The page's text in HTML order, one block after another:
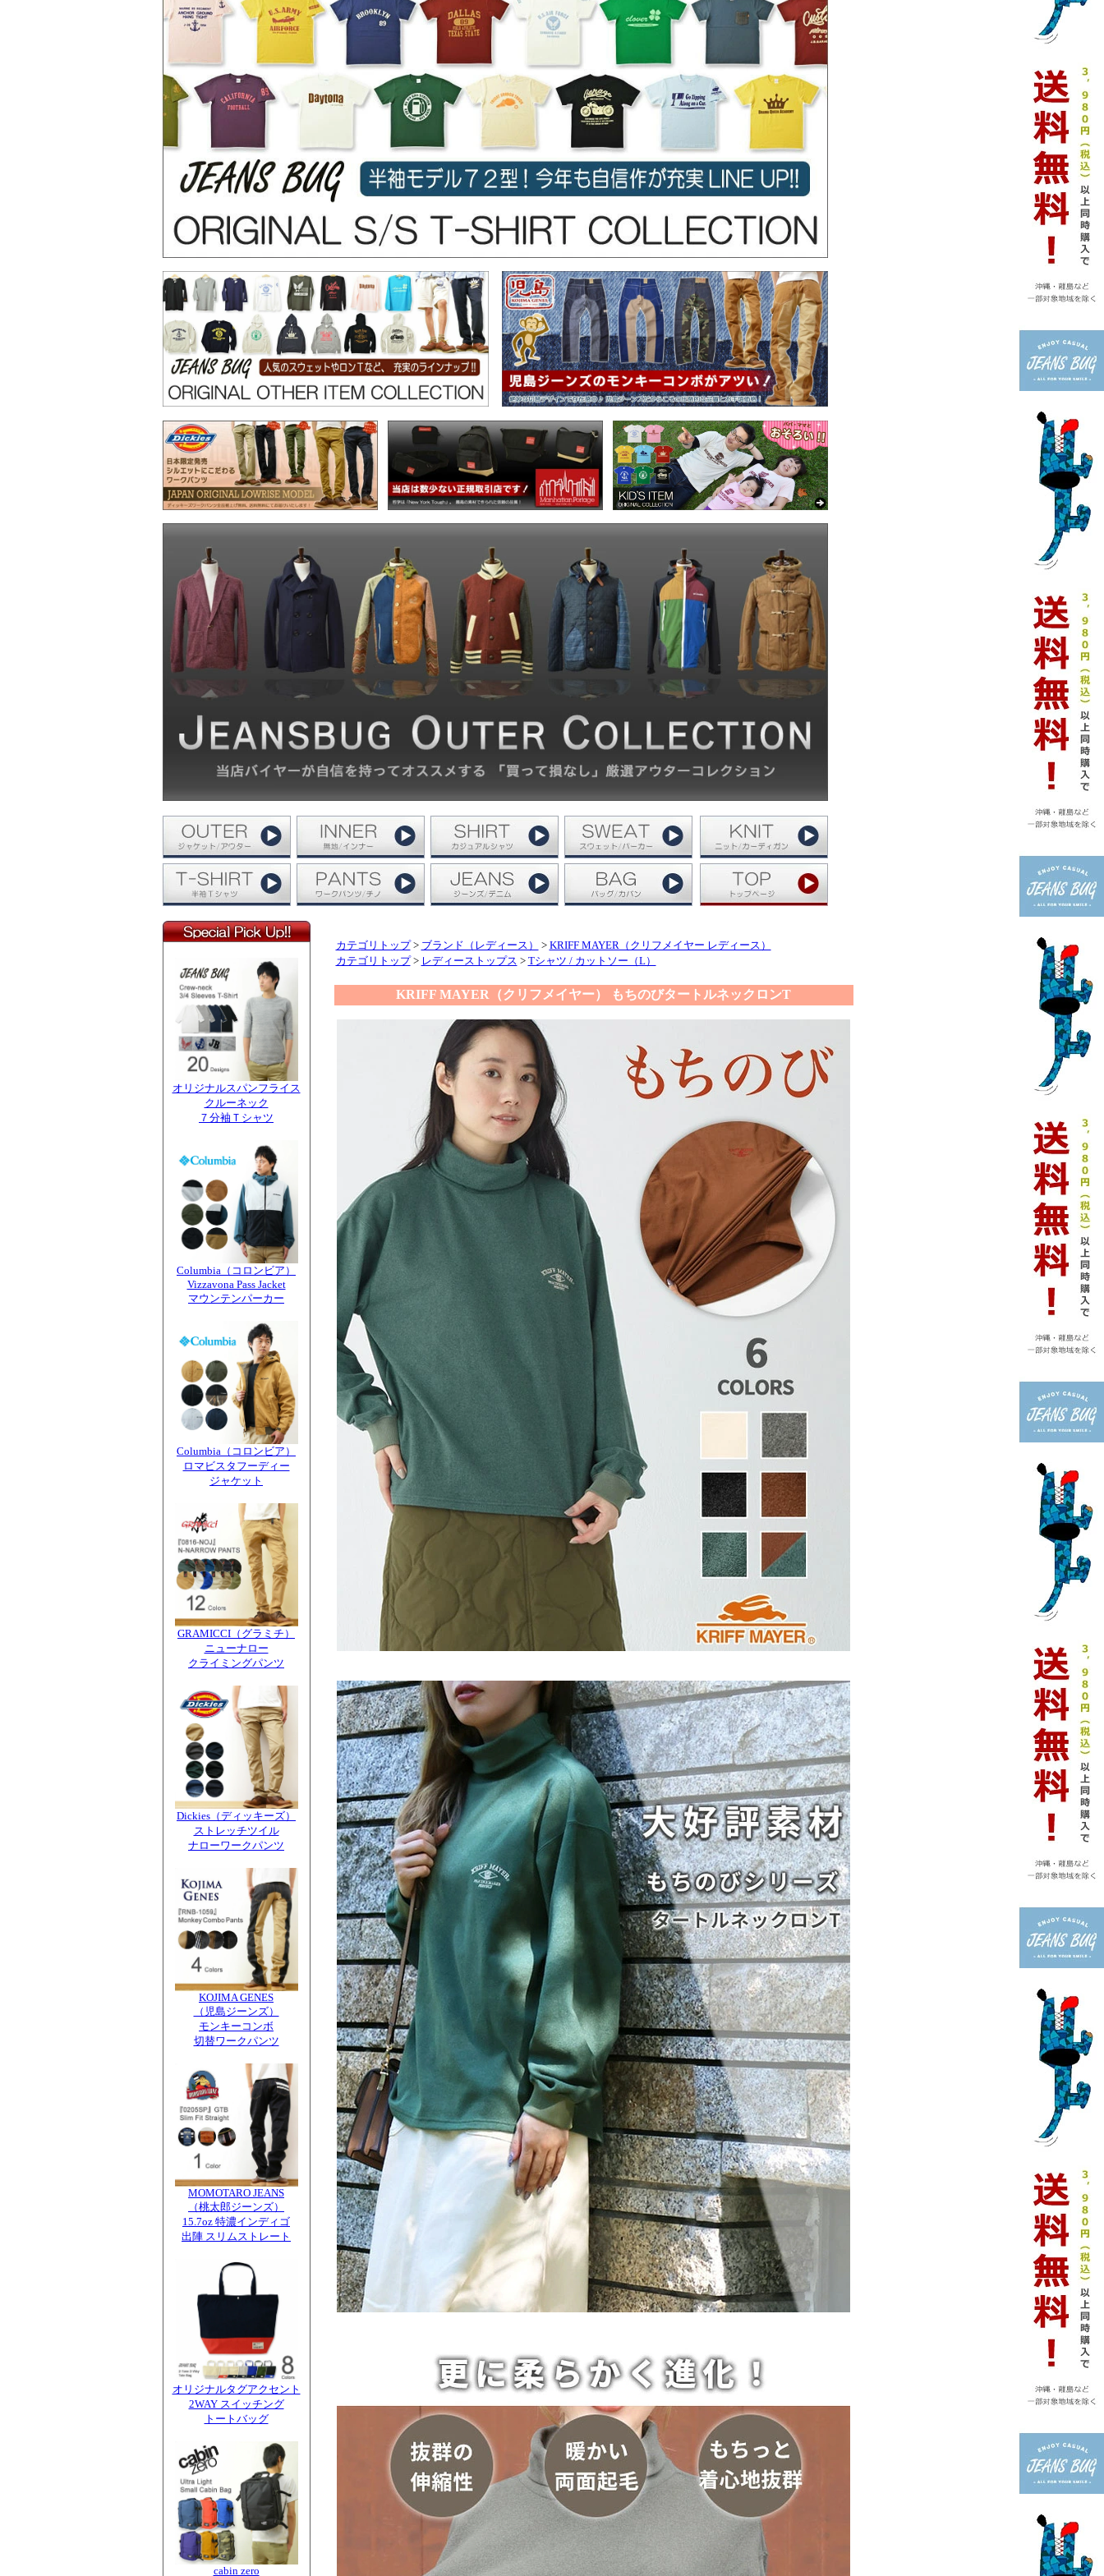
オリジナルスパンフライス
クルーネック
７分袖Ｔシャツ
Columbia（コロンビア）
Vizzavona Pass Jacket
マウンテンパーカー
Columbia（コロンビア）
ロマビスタフーディー
ジャケット
GRAMICCI（グラミチ）
ニューナロー
クライミングパンツ
Dickies（ディッキーズ）
ストレッチツイル
ナローワークパンツ
KOJIMA GENES
（児島ジーンズ）
モンキーコンボ
切替ワークパンツ
MOMOTARO JEANS
（桃太郎ジーンズ）
15.7oz 特濃インディゴ
出陣 スリムストレート
オリジナルタグアクセント
2WAY スイッチング
トートバッグ
cabin zero
カテゴリトップ> ブランド（レディース） > KRIFF MAYER（クリフメイヤー レディース）
カテゴリトップ> レディーストップス > Tシャツ / カットソー（L）
KRIFF MAYER（クリフメイヤー） もちのびタートルネックロンT